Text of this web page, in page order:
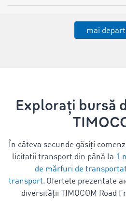
mai
Explorați bursă
În câteva secunde găsiți
licitatii transport din până la 1
de mărfuri de
transport. Ofertele prezentate
diversității TIMOCOM Road